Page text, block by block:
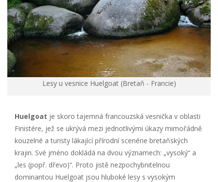
Lesy u vesnice Huelgoat (Bretaň - Francie)
Huelgoat je skoro tajemná francouzská vesnička v oblasti
Finistére, jež se ukrývá mezi jednotlivými úkazy mimořádně
kouzelné a turisty lákající přírodní scenérie bretaňských
krajin. Své jméno dokládá na dvou významech: „vysoký“ a
„les (popř. dřevo)“. Proto jistě nezpochybnitelnou
dominantou Huelgoat jsou hluboké lesy s vysokým